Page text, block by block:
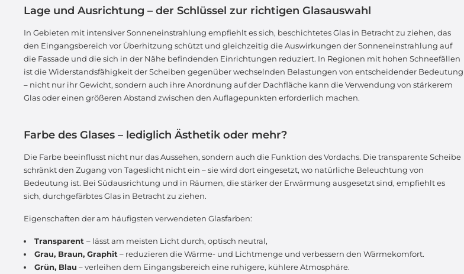
Lage und Ausrichtung – der Schlüssel zur richtigen Glasauswahl
In Gebieten mit intensiver Sonneneinstrahlung empfiehlt es sich, beschichtetes Glas in Betracht zu ziehen, das
den Eingangsbereich vor Überhitzung schützt und gleichzeitig die Auswirkungen der Sonneneinstrahlung auf
die Fassade und die sich in der Nähe befindenden Einrichtungen reduziert. In Regionen mit hohen Schneefällen
ist die Widerstandsfähigkeit der Scheiben gegenüber wechselnden Belastungen von entscheidender Bedeutung
– nicht nur ihr Gewicht, sondern auch ihre Anordnung auf der Dachfläche kann die Verwendung von stärkerem
Glas oder einen größeren Abstand zwischen den Auflagepunkten erforderlich machen.
Farbe des Glases – lediglich Ästhetik oder mehr?
Die Farbe beeinflusst nicht nur das Aussehen, sondern auch die Funktion des Vordachs. Die transparente Scheibe
schränkt den Zugang von Tageslicht nicht ein – sie wird dort eingesetzt, wo natürliche Beleuchtung von
Bedeutung ist. Bei Südausrichtung und in Räumen, die stärker der Erwärmung ausgesetzt sind, empfiehlt es
sich, durchgefärbtes Glas in Betracht zu ziehen.
Eigenschaften der am häufigsten verwendeten Glasfarben:
Transparent – lässt am meisten Licht durch, optisch neutral,
Grau, Braun, Graphit – reduzieren die Wärme- und Lichtmenge und verbessern den Wärmekomfort.
Grün, Blau – verleihen dem Eingangsbereich eine ruhigere, kühlere Atmosphäre.